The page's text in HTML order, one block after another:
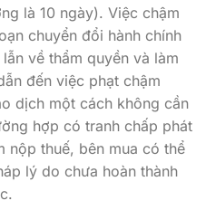
là 10 ngày). Việc chậm
chuyển đổi hành chính
về thẩm quyền và làm
đến việc phạt chậm
dịch một cách không cần
hợp có tranh chấp phát
nộp thuế, bên mua có thể
lý do chưa hoàn thành